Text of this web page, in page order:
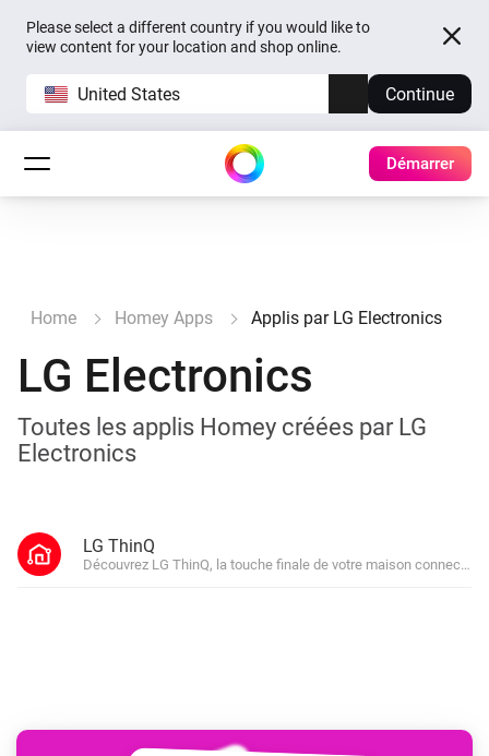
Please select a different country if you would like to
view content for your location and shop online.
United States Continue
Démarrer
Home Homey Apps Applis par LG Electronics
LG Electronics
Toutes les applis Homey créées par LG
Electronics
LG ThinQ
Découvrez LG ThinQ, la touche finale de votre maison connectée.